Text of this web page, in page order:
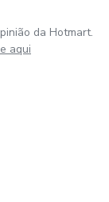
da Hotmart.
aqui